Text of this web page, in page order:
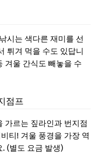
시는 색다른 재미를 선
튀겨 먹을 수도 있답니
겨울 간식도 빼놓을 수
점프
가르는 짚라인과 번지점
티! 겨울 풍경을 가장 역
(별도 요금 발생)